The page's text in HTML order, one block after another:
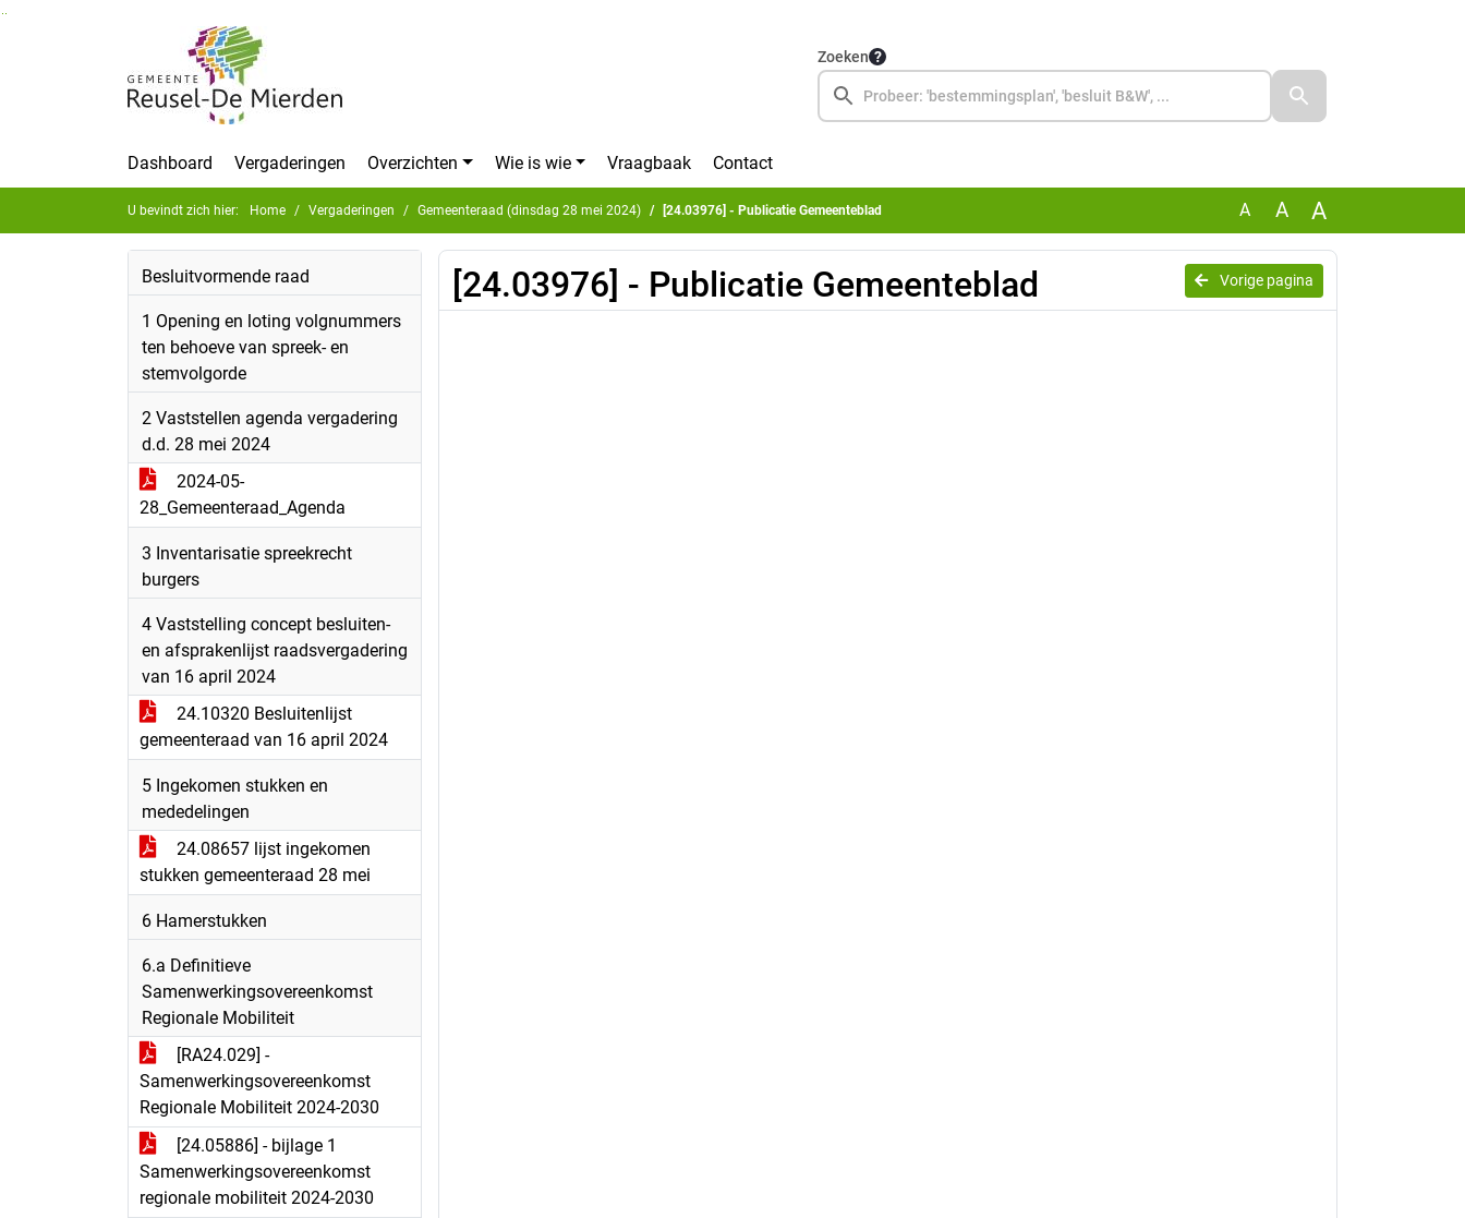
Ga naar de inhoud van deze pagina
Zoeken
Dashboard Vergaderingen Overzichten Wie is wie Vraagbaak Contact
U bevindt zich hier: Home Vergaderingen Gemeenteraad (dinsdag 28 mei 2024) [24.03976] - Publicatie Gemeenteblad A A A
Besluitvormende raad
1 Opening en loting volgnummers
ten behoeve van spreek- en
stemvolgorde
2 Vaststellen agenda vergadering
d.d. 28 mei 2024
2024-05-
28_Gemeenteraad_Agenda
3 Inventarisatie spreekrecht
burgers
4 Vaststelling concept besluiten-
en afsprakenlijst raadsvergadering
van 16 april 2024
24.10320 Besluitenlijst
gemeenteraad van 16 april 2024
5 Ingekomen stukken en
mededelingen
24.08657 lijst ingekomen
stukken gemeenteraad 28 mei
6 Hamerstukken
6.a Definitieve
Samenwerkingsovereenkomst
Regionale Mobiliteit
[RA24.029] -
Samenwerkingsovereenkomst
Regionale Mobiliteit 2024-2030
[24.05886] - bijlage 1
Samenwerkingsovereenkomst
regionale mobiliteit 2024-2030
Vorige pagina
[24.03976] - Publicatie Gemeenteblad